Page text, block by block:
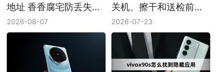
地址 香香腐宅防丢失链
接最新地址
2026-08-07
关机、擦干和送检前注
意事项
2026-07-23